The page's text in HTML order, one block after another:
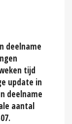
deelname
tijd
update in
deelname
aantal